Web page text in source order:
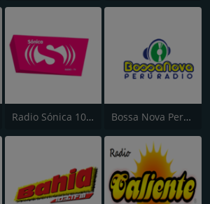
Radio Sónica 103.3 Bossa Nova Peru Radio